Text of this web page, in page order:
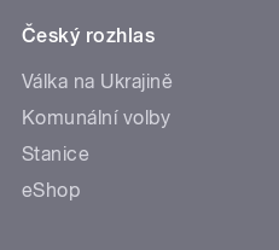
Český rozhlas
Válka na Ukrajině
Komunální volby
Stanice
eShop